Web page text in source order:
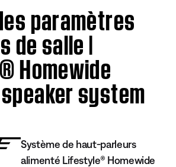
paramètres
de salle |
Homewide
system
Système de haut-parleurs
alimenté Lifestyle® Homewide